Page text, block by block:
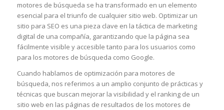
motores de búsqueda se ha transformado en un elemento
esencial para el triunfo de cualquier sitio web. Optimizar un
sitio para SEO es una pieza clave en la táctica de marketing
digital de una compañía, garantizando que la página sea
fácilmente visible y accesible tanto para los usuarios como
para los motores de búsqueda como Google.
Cuando hablamos de optimización para motores de
búsqueda, nos referimos a un amplio conjunto de prácticas y
técnicas que buscan mejorar la visibilidad y el ranking de un
sitio web en las páginas de resultados de los motores de